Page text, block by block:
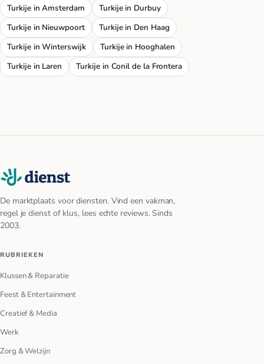
Turkije in Amsterdam
Turkije in Durbuy
Turkije in Nieuwpoort
Turkije in Den Haag
Turkije in Winterswijk
Turkije in Hooghalen
Turkije in Laren
Turkije in Conil de la Frontera
De marktplaats voor diensten. Vind een vakman,
regel je dienst of klus, lees echte reviews. Sinds
2003.
RUBRIEKEN
Klussen & Reparatie
Feest & Entertainment
Creatief & Media
Werk
Zorg & Welzijn